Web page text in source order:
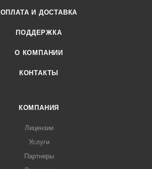
ОПЛАТА И ДОСТАВКА
ПОДДЕРЖКА
О КОМПАНИИ
КОНТАКТЫ
КОМПАНИЯ
Лицензии
Услуги
Партнеры